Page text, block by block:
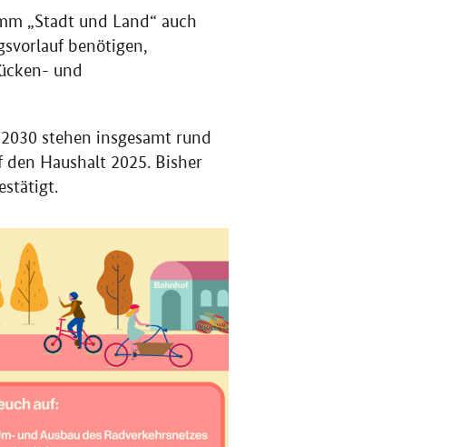
„Stadt und Land“ auch
benötigen,
und
stehen insgesamt rund
den Haushalt 2025. Bisher